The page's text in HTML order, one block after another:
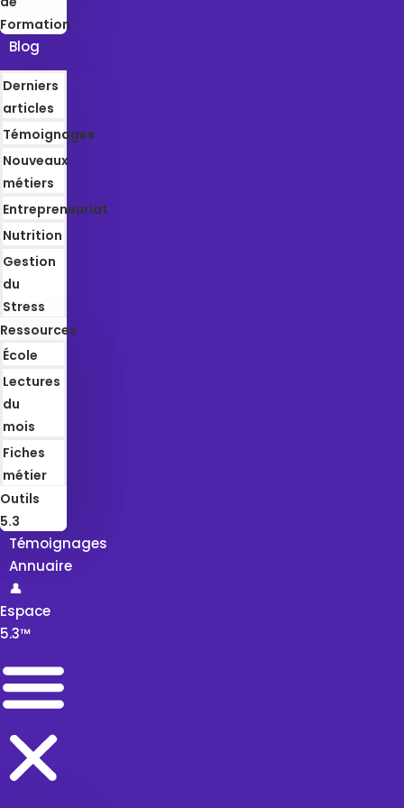
Formation
Blog
Derniers
articles
Témoignages
Nouveaux
métiers
Entrepreneuriat
Nutrition
Gestion
du
Stress
Ressources
École
Lectures
du
mois
Fiches
métier
Outils
5.3
Témoignages
Annuaire
👤
Espace
5.3™